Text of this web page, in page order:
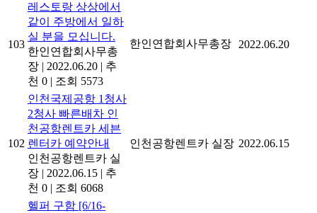
103
레스토랑 상상에서
같이 주방에서 일하
실 분을 모십니다.
한인연합회사무총
장 | 2022.06.20 | 추
천 0 | 조회 5573
한인연합회사무총장 2022.06.20
102
인천국제공항 1청사
2청사 빠른배차 인
천공항렌트카 세븐
렌터카 예약안내
인천공항렌트카 실
장 | 2022.06.15 | 추
천 0 | 조회 6068
인천공항렌트카 실장 2022.06.15
헬퍼 구함 [6/16-